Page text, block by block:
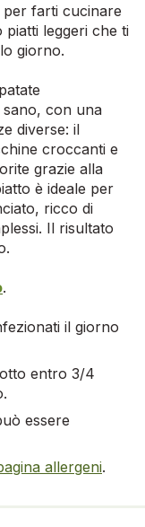
per farti cucinare
leggeri che ti
giorno.
con una
diverse: il
croccanti e
grazie alla
è ideale per
ricco di
Il risultato
.
il giorno
entro 3/4
essere
allergeni.